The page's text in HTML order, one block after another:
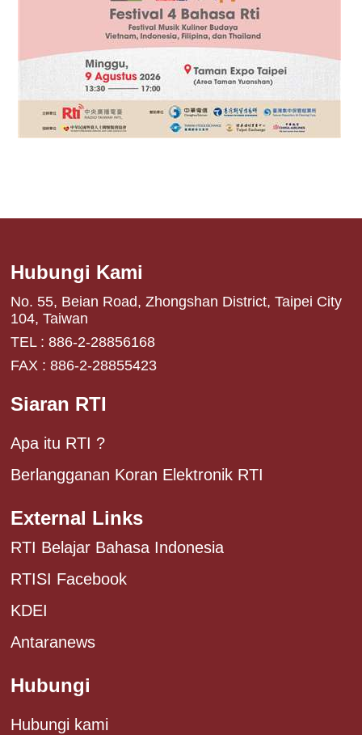
Hubungi Kami
No. 55, Beian Road, Zhongshan District, Taipei City
104, Taiwan
TEL : 886-2-28856168
FAX : 886-2-28855423
Siaran RTI
Apa itu RTI ?
Berlangganan Koran Elektronik RTI
External Links
RTI Belajar Bahasa Indonesia
RTISI Facebook
KDEI
Antaranews
Hubungi
Hubungi kami